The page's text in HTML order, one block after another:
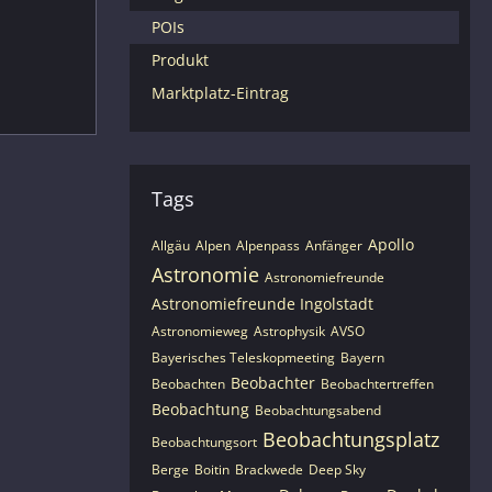
POIs
Produkt
Marktplatz-Eintrag
Tags
Allgäu Alpen Alpenpass Anfänger Apollo
Astronomie Astronomiefreunde
Astronomiefreunde Ingolstadt
Astronomieweg Astrophysik AVSO
Bayerisches Teleskopmeeting Bayern
Beobachten Beobachter Beobachtertreffen
Beobachtung Beobachtungsabend
Beobachtungsort Beobachtungsplatz
Berge Boitin Brackwede Deep Sky